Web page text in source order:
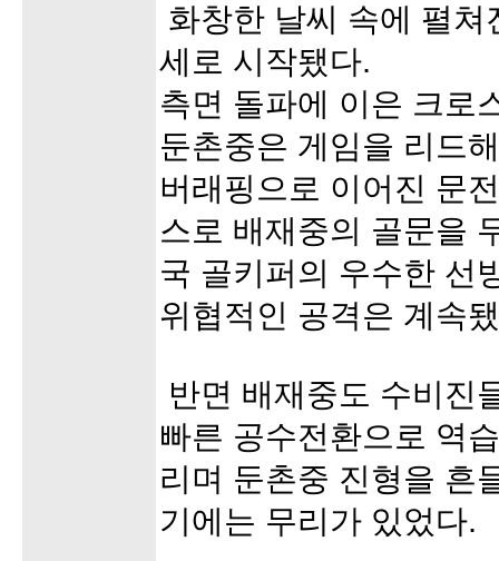
화창한 날씨 속에 펼
세로 시작됐다.
측면 돌파에 이은 크로
둔촌중은 게임을 리드
버래핑으로 이어진 문
스로 배재중의 골문을
국 골키퍼의 우수한 선
위협적인 공격은 계속
반면 배재중도 수비진
빠른 공수전환으로 역
리며 둔촌중 진형을 흔
기에는 무리가 있었다.